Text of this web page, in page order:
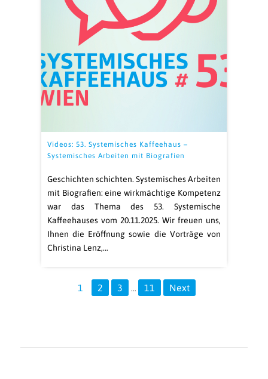
Videos: 53. Systemisches Kaffeehaus –
Systemisches Arbeiten mit Biografien
Geschichten schichten. Systemisches Arbeiten
mit Biografien: eine wirkmächtige Kompetenz
war das Thema des 53. Systemische
Kaffeehauses vom 20.11.2025. Wir freuen uns,
Ihnen die Eröffnung sowie die Vorträge von
Christina Lenz,…
1 2 3 … 11 Next